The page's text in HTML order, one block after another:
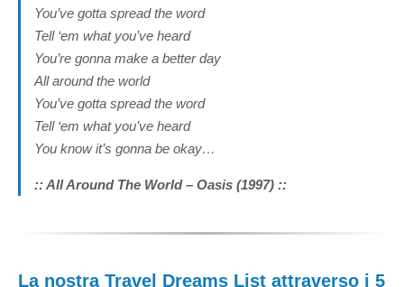
You’ve gotta spread the word
Tell ‘em what you’ve heard
You’re gonna make a better day
All around the world
You’ve gotta spread the word
Tell ‘em what you’ve heard
You know it’s gonna be okay…
:: All Around The World – Oasis (1997) ::
La nostra Travel Dreams List attraverso i 5